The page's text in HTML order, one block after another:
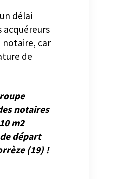
délai
acquéreurs
car
de
notaires
m2
départ
(19) !